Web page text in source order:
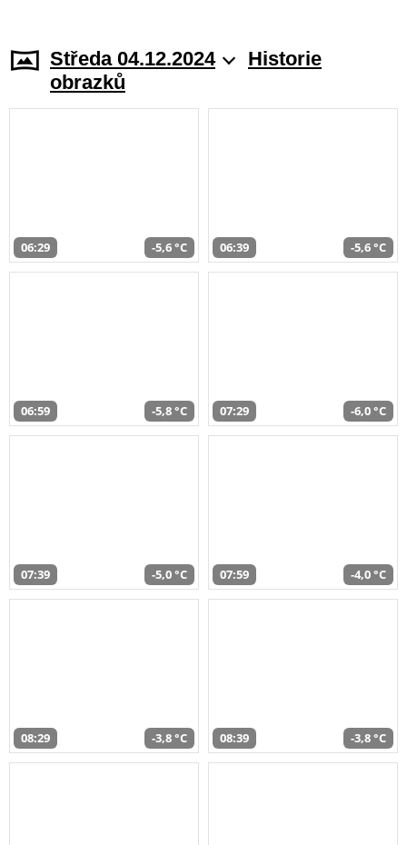
Středa 04.12.2024
Historie
obrazků
06:29 -5,6 °C 06:39 -5,6 °C
06:59 -5,8 °C 07:29 -6,0 °C
07:39 -5,0 °C 07:59 -4,0 °C
08:29 -3,8 °C 08:39 -3,8 °C